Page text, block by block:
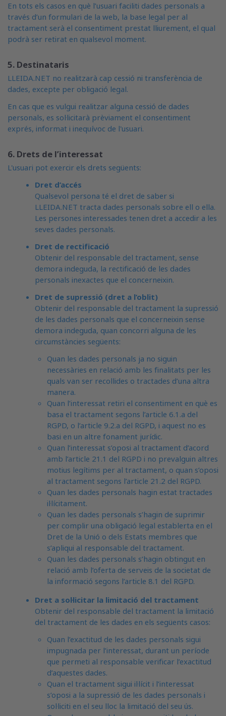
En tots els casos en què l’usuari faciliti dades personals a
través d’un formulari de la web, la base legal per al
tractament serà el consentiment prestat lliurement, el qual
podrà ser retirat en qualsevol moment.
5. Destinataris
LLEIDA.NET no realitzarà cap cessió ni transferència de
dades, excepte per obligació legal.
En cas que es vulgui realitzar alguna cessió de dades
personals, es sol·licitarà prèviament el consentiment
exprés, informat i inequívoc de l'usuari.
6. Drets de l’interessat
L'usuari pot exercir els drets següents:
Dret d’accés
Qualsevol persona té el dret de saber si
LLEIDA.NET tracta dades personals sobre ell o ella.
Les persones interessades tenen dret a accedir a les
seves dades personals.
Dret de rectificació
Obtenir del responsable del tractament, sense
demora indeguda, la rectificació de les dades
personals inexactes que el concerneixin.
Dret de supressió (dret a l’oblit)
Obtenir del responsable del tractament la supressió
de les dades personals que el concerneixin sense
demora indeguda, quan concorri alguna de les
circumstàncies següents:
Quan les dades personals ja no siguin
necessàries en relació amb les finalitats per les
quals van ser recollides o tractades d’una altra
manera.
Quan l’interessat retiri el consentiment en què es
basa el tractament segons l’article 6.1.a del
RGPD, o l’article 9.2.a del RGPD, i aquest no es
basi en un altre fonament jurídic.
Quan l’interessat s’oposi al tractament d’acord
amb l’article 21.1 del RGPD i no prevalguin altres
motius legítims per al tractament, o quan s’oposi
al tractament segons l’article 21.2 del RGPD.
Quan les dades personals hagin estat tractades
il·lícitament.
Quan les dades personals s’hagin de suprimir
per complir una obligació legal establerta en el
Dret de la Unió o dels Estats membres que
s’apliqui al responsable del tractament.
Quan les dades personals s’hagin obtingut en
relació amb l’oferta de serveis de la societat de
la informació segons l’article 8.1 del RGPD.
Dret a sol·licitar la limitació del tractament
Obtenir del responsable del tractament la limitació
del tractament de les dades en els següents casos:
Quan l’exactitud de les dades personals sigui
impugnada per l’interessat, durant un període
que permeti al responsable verificar l’exactitud
d’aquestes dades.
Quan el tractament sigui il·lícit i l’interessat
s’oposi a la supressió de les dades personals i
sol·liciti en el seu lloc la limitació del seu ús.